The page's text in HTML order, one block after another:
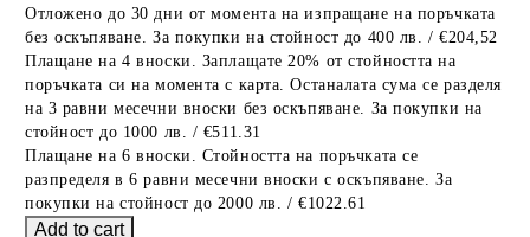
Отложено до 30 дни от момента на изпращане на поръчката
без оскъпяване. За покупки на стойност до 400 лв. / €204,52
Плащане на 4 вноски. Заплащате 20% от стойността на
поръчката си на момента с карта. Останалата сума се разделя
на 3 равни месечни вноски без оскъпяване. За покупки на
стойност до 1000 лв. / €511.31
Плащане на 6 вноски. Стойността на поръчката се
разпределя в 6 равни месечни вноски с оскъпяване. За
покупки на стойност до 2000 лв. / €1022.61